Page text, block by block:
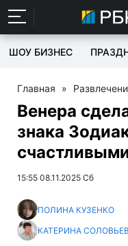
ШОУ БИЗНЕС
Главная »
Венера
знака
15:55 08.11.2025 Сб
ПОЛИНА КУЗЕНКО
КАТЕРИНА